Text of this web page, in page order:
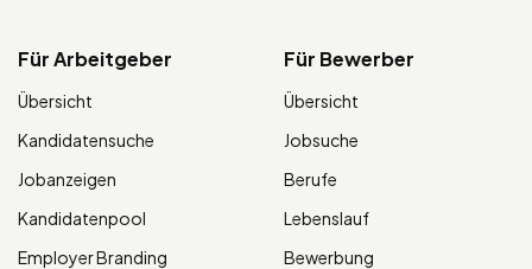
Für Arbeitgeber
Übersicht
Kandidatensuche
Jobanzeigen
Kandidatenpool
Employer Branding
Für Bewerber
Übersicht
Jobsuche
Berufe
Lebenslauf
Bewerbung